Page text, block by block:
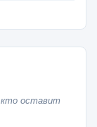
оставит